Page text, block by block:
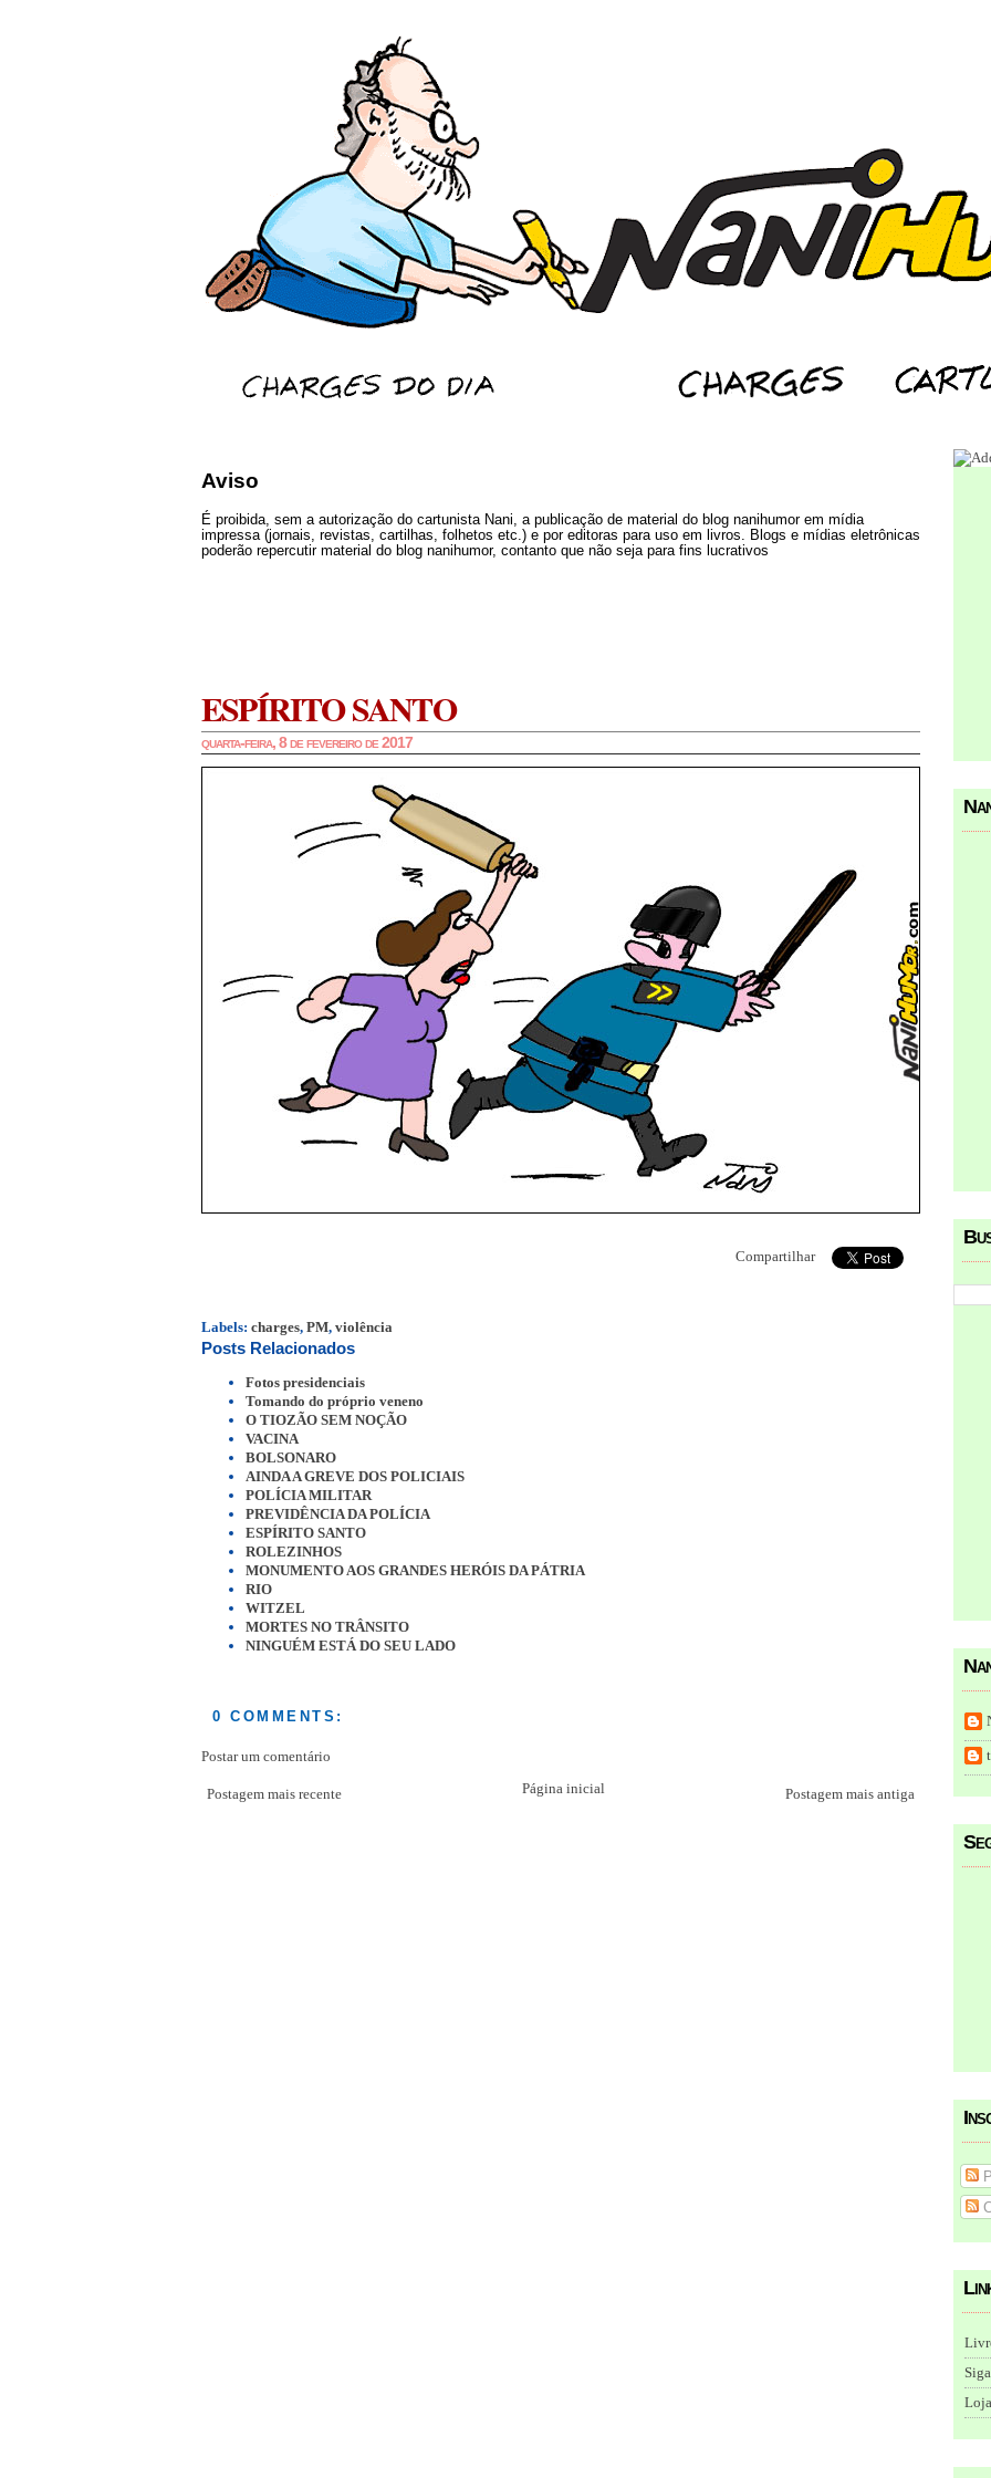
Aviso
É proibida, sem a autorização do cartunista Nani, a publicação de material do blog nanihumor em mídia
impressa (jornais, revistas, cartilhas, folhetos etc.) e por editoras para uso em livros. Blogs e mídias eletrônicas
poderão repercutir material do blog nanihumor, contanto que não seja para fins lucrativos
ESPÍRITO SANTO
quarta-feira, 8 de fevereiro de 2017
Compartilhar
Labels: charges, PM, violência
Posts Relacionados
Fotos presidenciais
Tomando do próprio veneno
O TIOZÃO SEM NOÇÃO
VACINA
BOLSONARO
AINDA A GREVE DOS POLICIAIS
POLÍCIA MILITAR
PREVIDÊNCIA DA POLÍCIA
ESPÍRITO SANTO
ROLEZINHOS
MONUMENTO AOS GRANDES HERÓIS DA PÁTRIA
RIO
WITZEL
MORTES NO TRÂNSITO
NINGUÉM ESTÁ DO SEU LADO
0 COMMENTS:
Postar um comentário
Postagem mais recente Postagem mais antiga
Página inicial